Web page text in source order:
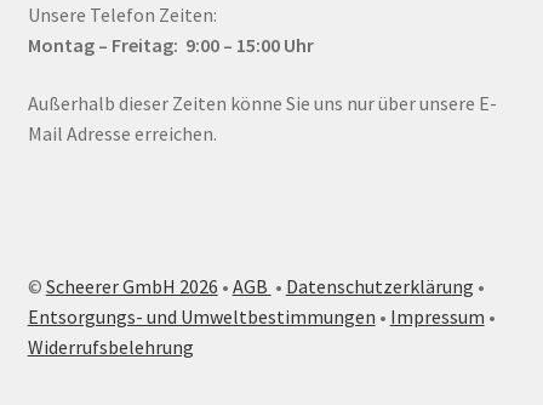
Unsere Telefon Zeiten:
Montag – Freitag: 9:00 – 15:00Uhr
Außerhalb dieser Zeiten könne Sie uns nur über unsere E-
Mail Adresse erreichen.
© Scheerer GmbH 2026 • AGB • Datenschutzerklärung •
Entsorgungs- und Umweltbestimmungen • Impressum •
Widerrufsbelehrung